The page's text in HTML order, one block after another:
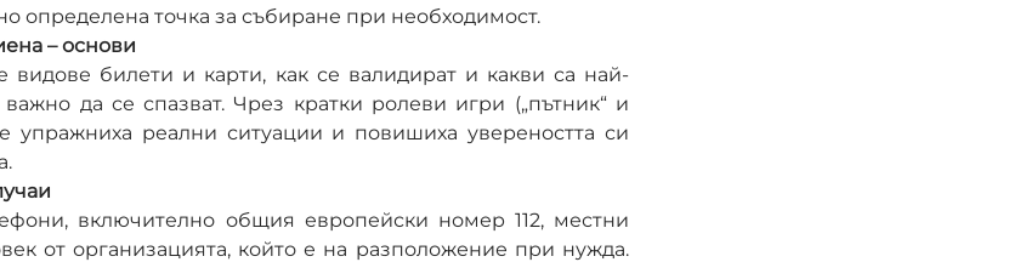
определена точка за събиране при необходимост.
– основи
видове билети и карти, как се валидират и какви са най-
да се спазват. Чрез кратки ролеви игри („пътник“ и
упражниха реални ситуации и повишиха увереността си
включително общия европейски номер 112, местни
от организацията, който е на разположение при нужда.